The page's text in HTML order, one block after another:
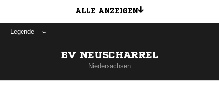
ALLE ANZEIGEN
Legende
BV NEUSCHARREL
Niedersachsen